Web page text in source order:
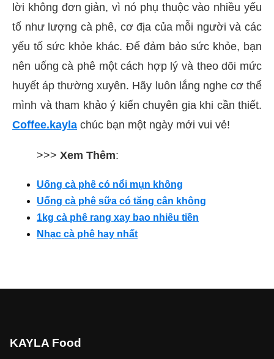
lời không đơn giản, vì nó phụ thuộc vào nhiều yếu
tố như lượng cà phê, cơ địa của mỗi người và các
yếu tố sức khỏe khác. Để đảm bảo sức khỏe, bạn
nên uống cà phê một cách hợp lý và theo dõi mức
huyết áp thường xuyên. Hãy luôn lắng nghe cơ thể
mình và tham khảo ý kiến chuyên gia khi cần thiết.
Coffee.kayla chúc bạn một ngày mới vui vẻ!
>>> Xem Thêm:
Uống cà phê có nổi mụn không
Uống cà phê sữa có tăng cân không
1kg cà phê rang xay bao nhiêu tiền
Nhạc cà phê hay nhất
KAYLA Food